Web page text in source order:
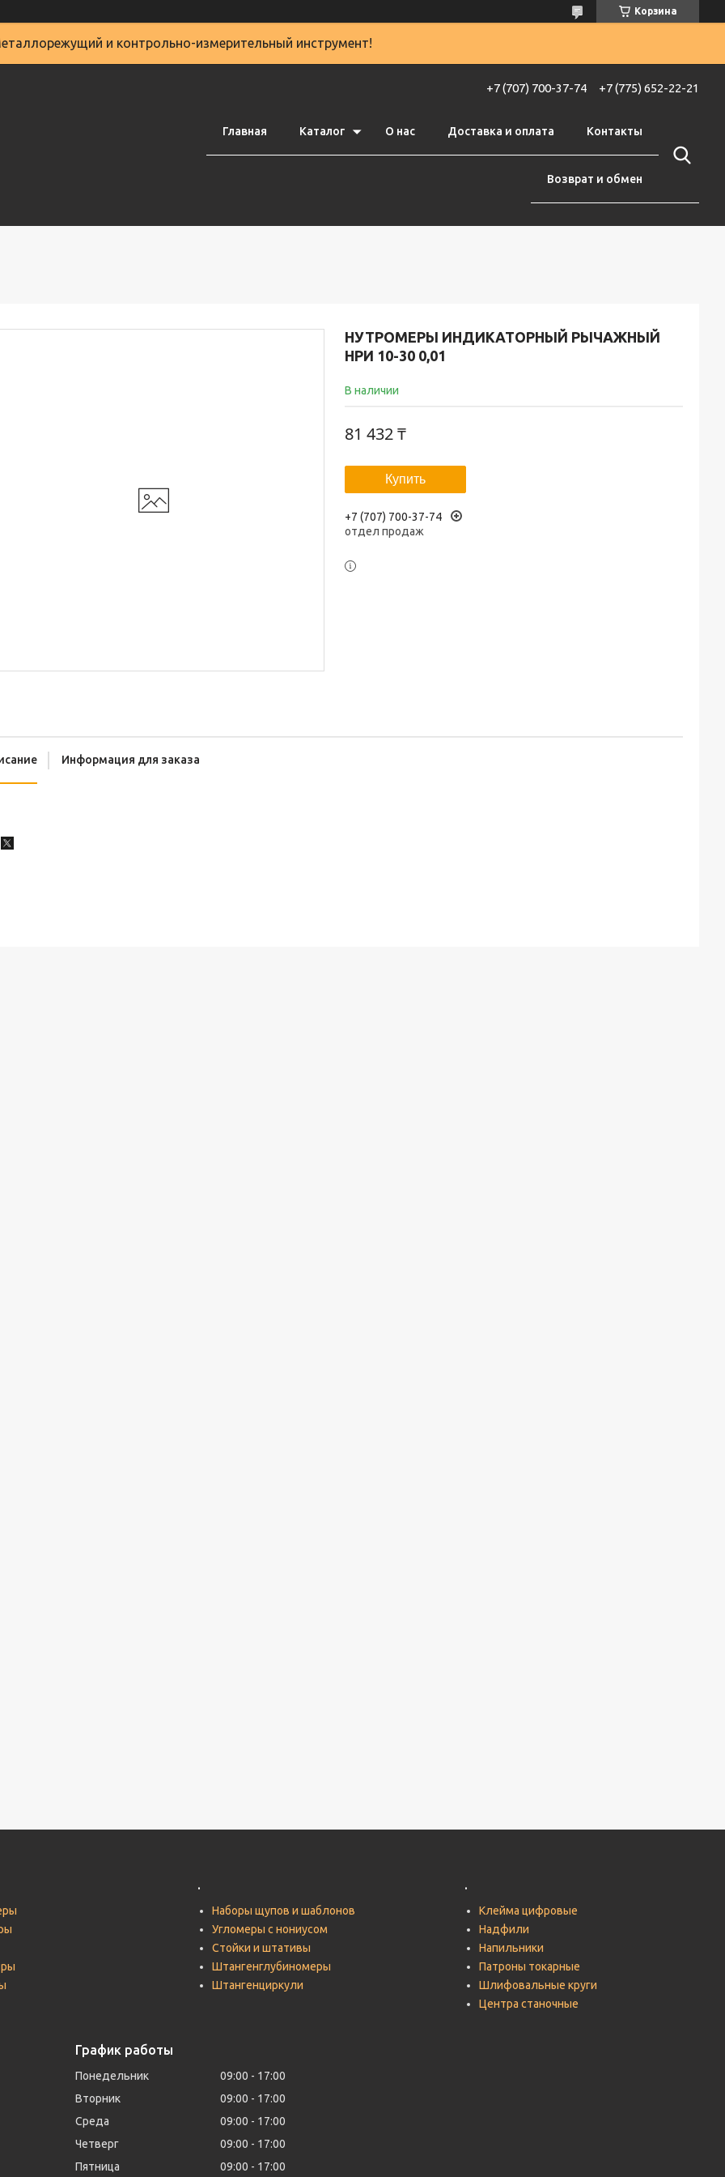
Корзина
и контрольно-измерительный инструмент!
+7 (707) 700-37-74 +7 (775) 652-22-21
Главная Каталог О нас Доставка и оплата Контакты
Возврат и обмен
НУТРОМЕРЫ ИНДИКАТОРНЫЙ РЫЧАЖНЫЙ
НРИ 10-30 0,01
В наличии
81 432 ₸
Купить
+7 (707) 700-37-74
отдел продаж
Информация для заказа
.
Наборы щупов и шаблонов
Угломеры с нониусом
Стойки и штативы
Штангенглубиномеры
Штангенциркули
.
Клейма цифровые
Надфили
Напильники
Патроны токарные
Шлифовальные круги
Центра станочные
График работы
Понедельник 09:00
17:00
Вторник
09:00
17:00
Среда
09:00
17:00
Четверг
09:00
17:00
Пятница
09:00 17:00